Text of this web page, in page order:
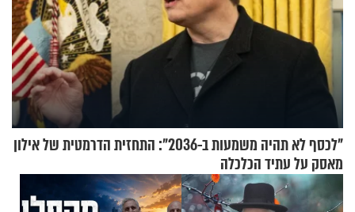
"לכסף לא תהיה משמעות ב-2036": התחזית הדרמטית של אילון
מאסק על עתיד הכלכלה